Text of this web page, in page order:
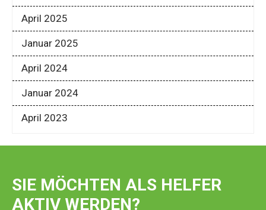
April 2025
Januar 2025
April 2024
Januar 2024
April 2023
SIE MÖCHTEN ALS HELFER
AKTIV WERDEN?